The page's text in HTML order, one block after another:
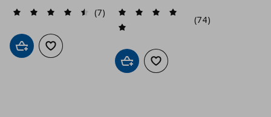
(7)
Добави в кошницата
Добави към списъка с любими
(74)
Добави в кошницата
Добави към списъка с